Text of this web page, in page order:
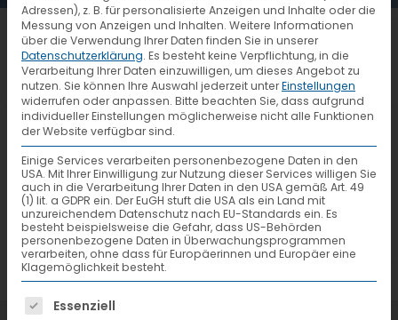
Unsere Systempartner
Hier finden Sie eine Liste unserer
Systempartner, geordnet nach Land
und Postleitzahl. Sie können auch
gezielt nach einem Land oder einer
Postleitzahl suchen.
Adressen), z. B. für personalisierte Anzeigen und Inhalte oder die
Messung von Anzeigen und Inhalten. Weitere Informationen
über die Verwendung Ihrer Daten finden Sie in unserer
Datenschutzerklärung. Es besteht keine Verpflichtung, in die
Verarbeitung Ihrer Daten einzuwilligen, um dieses Angebot zu
nutzen. Sie können Ihre Auswahl jederzeit unterEinstellungen
widerrufen oder anpassen. Bitte beachten Sie, dass aufgrund
individueller Einstellungen möglicherweise nicht alle Funktionen
der Website verfügbar sind.
Einige Services verarbeiten personenbezogene Daten in den
USA. Mit Ihrer Einwilligung zur Nutzung dieser Services willigen Sie
auch in die Verarbeitung Ihrer Daten in den USA gemäß Art. 49
(1) lit. a GDPR ein. Der EuGH stuft die USA als ein Land mit
unzureichendem Datenschutz nach EU-Standards ein. Es
besteht beispielsweise die Gefahr, dass US-Behörden
personenbezogene Daten in Überwachungsprogrammen
verarbeiten, ohne dass für Europäerinnen und Europäer eine
Klagemöglichkeit besteht.
Es folgt eine Liste der Service-Gruppen,
Essenziell